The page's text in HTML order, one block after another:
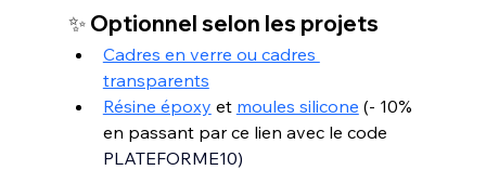
✨ Optionnel selon les projets
Cadres en verre ou cadres
transparents
Résine époxy et moules silicone (- 10%
en passant par ce lien avec le code
PLATEFORME10)